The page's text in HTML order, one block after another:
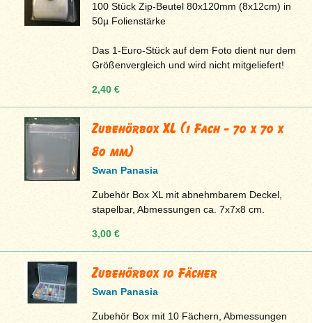
100 Stück Zip-Beutel 80x120mm (8x12cm) in
50µ Folienstärke
Das 1-Euro-Stück auf dem Foto dient nur dem
Größenvergleich und wird nicht mitgeliefert!
2,40 €
Zubehörbox XL (1 Fach - 70 x 70 x
80 mm)
Swan Panasia
Zubehör Box XL mit abnehmbarem Deckel,
stapelbar, Abmessungen ca. 7x7x8 cm.
3,00 €
Zubehörbox 10 Fächer
Swan Panasia
Zubehör Box mit 10 Fächern, Abmessungen